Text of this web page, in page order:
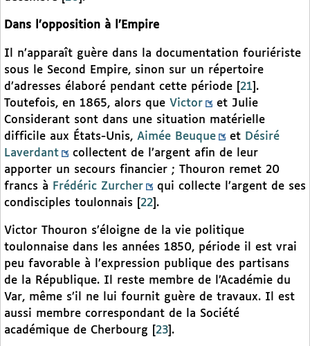
Dans l’opposition à l’Empire
Il n’apparaît guère dans la documentation fouriériste
sous le Second Empire, sinon sur un répertoire
d’adresses élaboré pendant cette période
21 .
Toutefois, en 1865, alors que Victor
et Julie
Considerant sont dans une situation matérielle
difficile aux États-Unis, Aimée Beuque et Désiré
Laverdant
collectent de l’argent afin de leur
apporter un secours financier ; Thouron remet 20
francs à Frédéric Zurcher
qui collecte l’argent de ses
condisciples toulonnais
22 .
Victor Thouron s’éloigne de la vie politique
toulonnaise dans les années 1850, période il est vrai
peu favorable à l’expression publique des partisans
de la République. Il reste membre de l’Académie du
Var, même s’il ne lui fournit guère de travaux. Il est
aussi membre correspondant de la Société
académique de Cherbourg
23 .